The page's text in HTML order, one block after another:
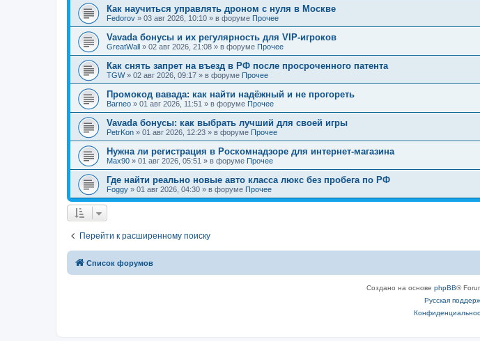
Как научиться управлять дроном с нуля в Москве
Fedorov » 03 авг 2026, 10:10 » в форуме Прочее
Vavada бонусы и их регулярность для VIP-игроков
GreatWall » 02 авг 2026, 21:08 » в форуме Прочее
Как снять запрет на въезд в РФ после просроченного патента
TGW» 02 авг 2026, 09:17 » в форуме Прочее
Промокод вавада: как найти надёжный и не прогореть
Barneo » 01 авг 2026, 11:51 » в форуме Прочее
Vavada бонусы: как выбрать лучший для своей игры
PetrKon » 01 авг 2026, 12:23 » в форуме Прочее
Нужна ли регистрация в Роскомнадзоре для интернет-магазина
Max90 » 01 авг 2026, 05:51 » в форуме Прочее
Где найти реально новые авто класса люкс без пробега по РФ
Foggy » 01 авг 2026, 04:30 » в форуме Прочее
Перейти к расширенному поиску
Список форумов
Создано на основе phpBB®
Русская